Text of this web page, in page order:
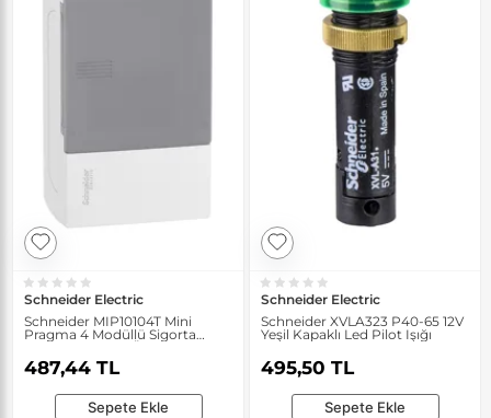
Schneider Electric
Schneider MIP10104T Mini
Pragma 4 Modüllü Sigorta
Koruma Kapağı
487,44 TL
Sepete Ekle
Schneider Electric
Schneider XVLA323 P40-65 12V
Yeşil Kapaklı Led Pilot Işığı
495,50 TL
Sepete Ekle